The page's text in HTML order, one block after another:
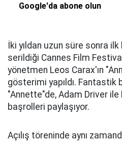
Google'da abone olun
İki yıldan uzun süre sonra ilk
serildiği Cannes Film
yönetmen Leos Carax'ın
gösterimi yapıldı. Fantastik
"Annette"de, Adam Driver
başrolleri paylaşıyor.
Açılış töreninde aynı